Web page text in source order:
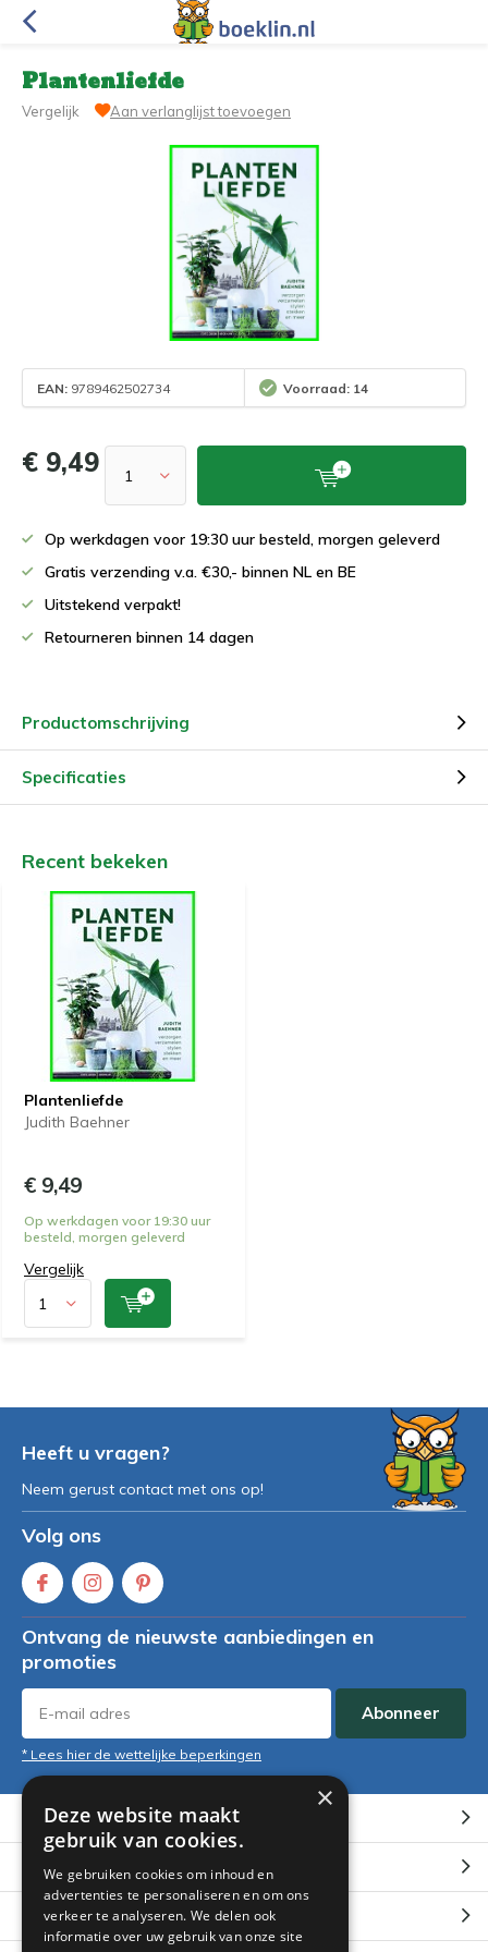
Plantenliefde
Vergelijk Aan verlanglijst toevoegen
EAN: 9789462502734 Voorraad: 14
€ 9,49
Op werkdagen voor 19:30 uur besteld, morgen geleverd
Gratis verzending v.a. €30,- binnen NL en BE
Uitstekend verpakt!
Retourneren binnen 14 dagen
Productomschrijving
Specificaties
Recent bekeken
Plantenliefde
Judith Baehner
€ 9,49
Op werkdagen voor 19:30 uur
besteld, morgen geleverd
Vergelijk
Heeft u vragen?
Neem gerust contact met ons op!
Volg ons
Ontvang de nieuwste aanbiedingen en
promoties
Abonneer
* Lees hier de wettelijke beperkingen
Klantenservice
Mijn account
Categorieën
×
Deze website maakt
gebruik van cookies.
We gebruiken cookies om inhoud en
advertenties te personaliseren en om ons
verkeer te analyseren. We delen ook
informatie over uw gebruik van onze site